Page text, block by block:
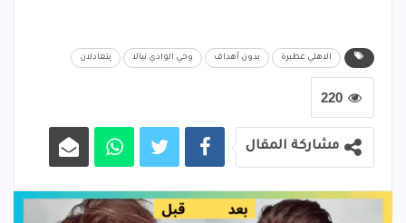
الاهلي عطبرة بدون أهداف وحي الوادي نيالا يتعادلان
220
مشاركة المقال